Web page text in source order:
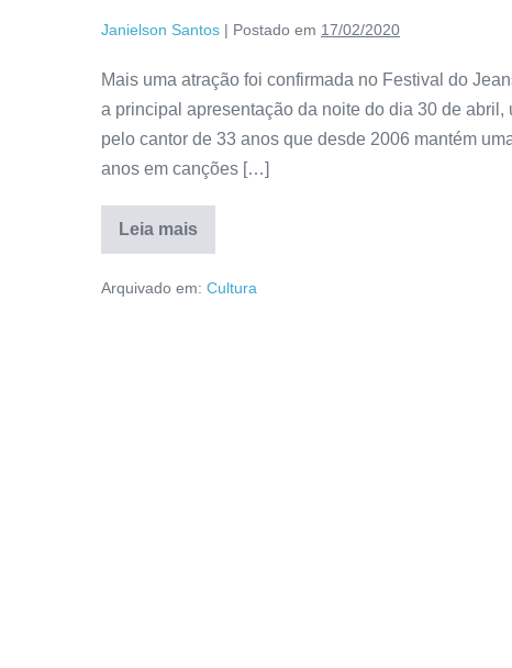
Janielson Santos | Postado em 17/02/2020
Mais uma atração foi confirmada no Festival do
a principal apresentação da noite do dia 30 de
pelo cantor de 33 anos que desde 2006 mantém
anos em canções […]
Leia mais
Arquivado em: Cultura